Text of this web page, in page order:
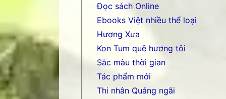
Đọc sách Online
Ebooks Việt nhiều thể loại
Hương Xưa
Kon Tum quê hương tôi
Sắc màu thời gian
Tác phẩm mới
Thi nhân Quảng ngãi